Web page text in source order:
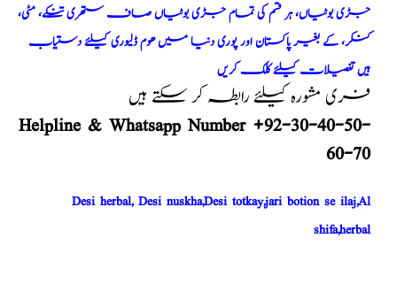
جڑی بوٹیاں، ہر قسم کی تمام جڑی بوٹیاں صاف ستھری تنکے، مٹی،
کنکر، کے بغیر پاکستان اور پوری دنیا میں ھوم ڈلیوری کیلئے دستیاب
ہیں تفصیلات کیلئے کلک کریں
فری مشورہ کیلئے رابطہ کر سکتے ہیں
Helpline & Whatsapp Number +92-30-40-50-
60-70
Desi herbal, Desi nuskha,Desi totkay,jari botion se ilaj,Al
shifa,herbal